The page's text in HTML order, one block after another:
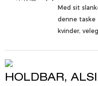
Med sit
denne
kvinder,
HOLDBAR,